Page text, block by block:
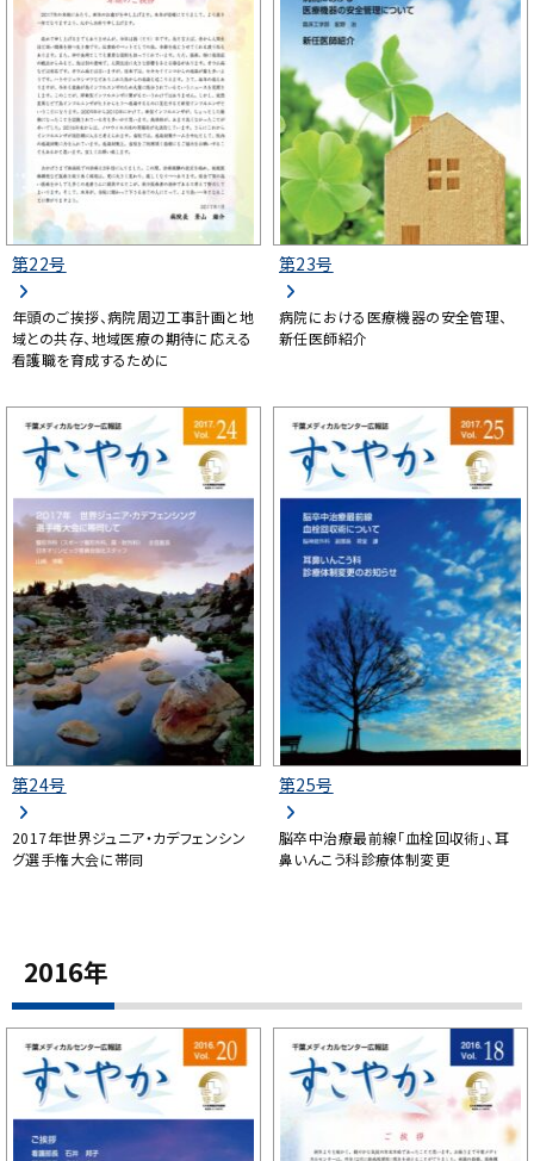
第22号
年頭のご挨拶、病院周辺工事計画と地
域との共存、地域医療の期待に応える
看護職を育成するために
第23号
病院における医療機器の安全管理、
新任医師紹介
第24号
2017年世界ジュニア・カデフェンシン
グ選手権大会に帯同
第25号
脳卒中治療最前線「血栓回収術」、耳
鼻いんこう科診療体制変更
2016年